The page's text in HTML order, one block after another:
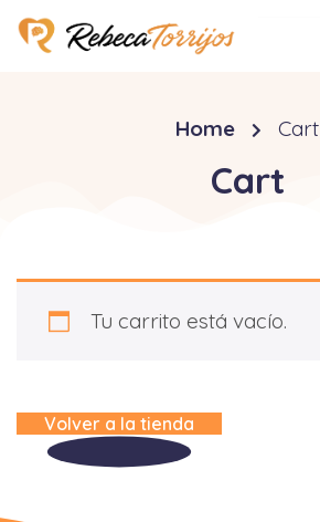
Home Cart
Cart
Tu carrito está vacío.
Volver a la tienda